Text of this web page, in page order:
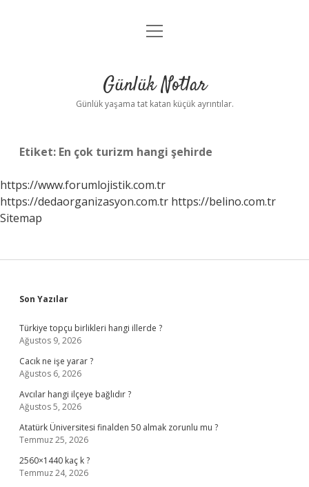
Anasayfa
Yasal Uyarı
menüyü
Günlük Notlar
Günlük yaşama tat katan küçük ayrıntılar.
Etiket: En çok turizm hangi şehirde
https://www.forumlojistik.com.tr
https://dedaorganizasyon.com.tr https://belino.com.tr
Sitemap
Sidebar
Son Yazılar
Türkiye topçu birlikleri hangi illerde ?
Ağustos 9, 2026
Cacık ne işe yarar ?
Ağustos 6, 2026
Avcılar hangi ilçeye bağlıdır ?
Ağustos 5, 2026
Atatürk Üniversitesi finalden 50 almak zorunlu mu ?
Temmuz 25, 2026
2560×1440 kaç k ?
Temmuz 24, 2026